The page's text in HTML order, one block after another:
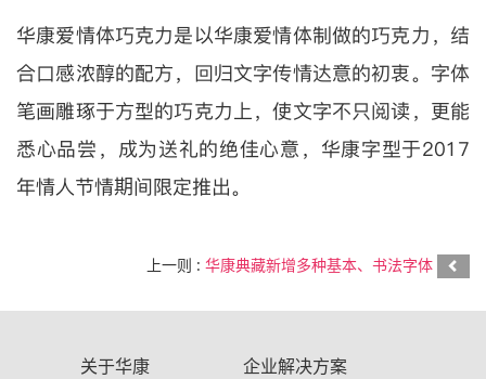
华康爱情体巧克力是以华康爱情体制做的巧克力，结
合口感浓醇的配方，回归文字传情达意的初衷。字体
笔画雕琢于方型的巧克力上，使文字不只阅读，更能
悉心品尝，成为送礼的绝佳心意，华康字型于2017
年情人节情期间限定推出。
上一则 : 华康典藏新增多种基本、书法字体
关于华康 企业解决方案